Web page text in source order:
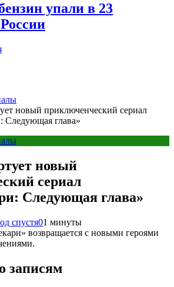
упали в 23
новый приключенческий сериал
Следующая глава»
новый
сериал
Следующая глава»
спустя01 минуты
возвращается с новыми героями
записям